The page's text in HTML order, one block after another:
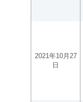
2021年10月27
日